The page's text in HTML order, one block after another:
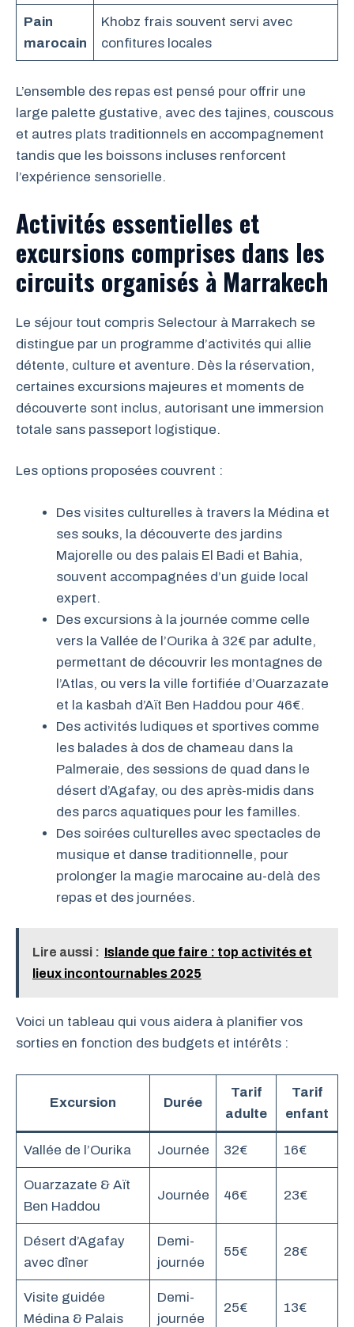
Pain
marocain
Khobz frais souvent servi avec
confitures locales
L’ensemble des repas est pensé pour offrir une
large palette gustative, avec des tajines, couscous
et autres plats traditionnels en accompagnement
tandis que les boissons incluses renforcent
l’expérience sensorielle.
Activités essentielles et
excursions comprises dans les
circuits organisés à Marrakech
Le séjour tout compris Selectour à Marrakech se
distingue par un programme d’activités qui allie
détente, culture et aventure. Dès la réservation,
certaines excursions majeures et moments de
découverte sont inclus, autorisant une immersion
totale sans passeport logistique.
Les options proposées couvrent :
Des visites culturelles à travers la Médina et
ses souks, la découverte des jardins
Majorelle ou des palais El Badi et Bahia,
souvent accompagnées d’un guide local
expert.
Des excursions à la journée comme celle
vers la Vallée de l’Ourika à 32€ par adulte,
permettant de découvrir les montagnes de
l’Atlas, ou vers la ville fortifiée d’Ouarzazate
et la kasbah d’Aït Ben Haddou pour 46€.
Des activités ludiques et sportives comme
les balades à dos de chameau dans la
Palmeraie, des sessions de quad dans le
désert d’Agafay, ou des après-midis dans
des parcs aquatiques pour les familles.
Des soirées culturelles avec spectacles de
musique et danse traditionnelle, pour
prolonger la magie marocaine au-delà des
repas et des journées.
Lire aussi : Islande que faire : top activités et
lieux incontournables 2025
Voici un tableau qui vous aidera à planifier vos
sorties en fonction des budgets et intérêts :
Excursion Durée
Tarif
adulte
Tarif
enfant
Vallée de l’Ourika Journée 32€ 16€
Ouarzazate & Aït
Ben Haddou
Journée 46€ 23€
Désert d’Agafay
avec dîner
Demi-
journée
55€ 28€
Visite guidée
Médina & Palais
Demi-
journée
25€ 13€